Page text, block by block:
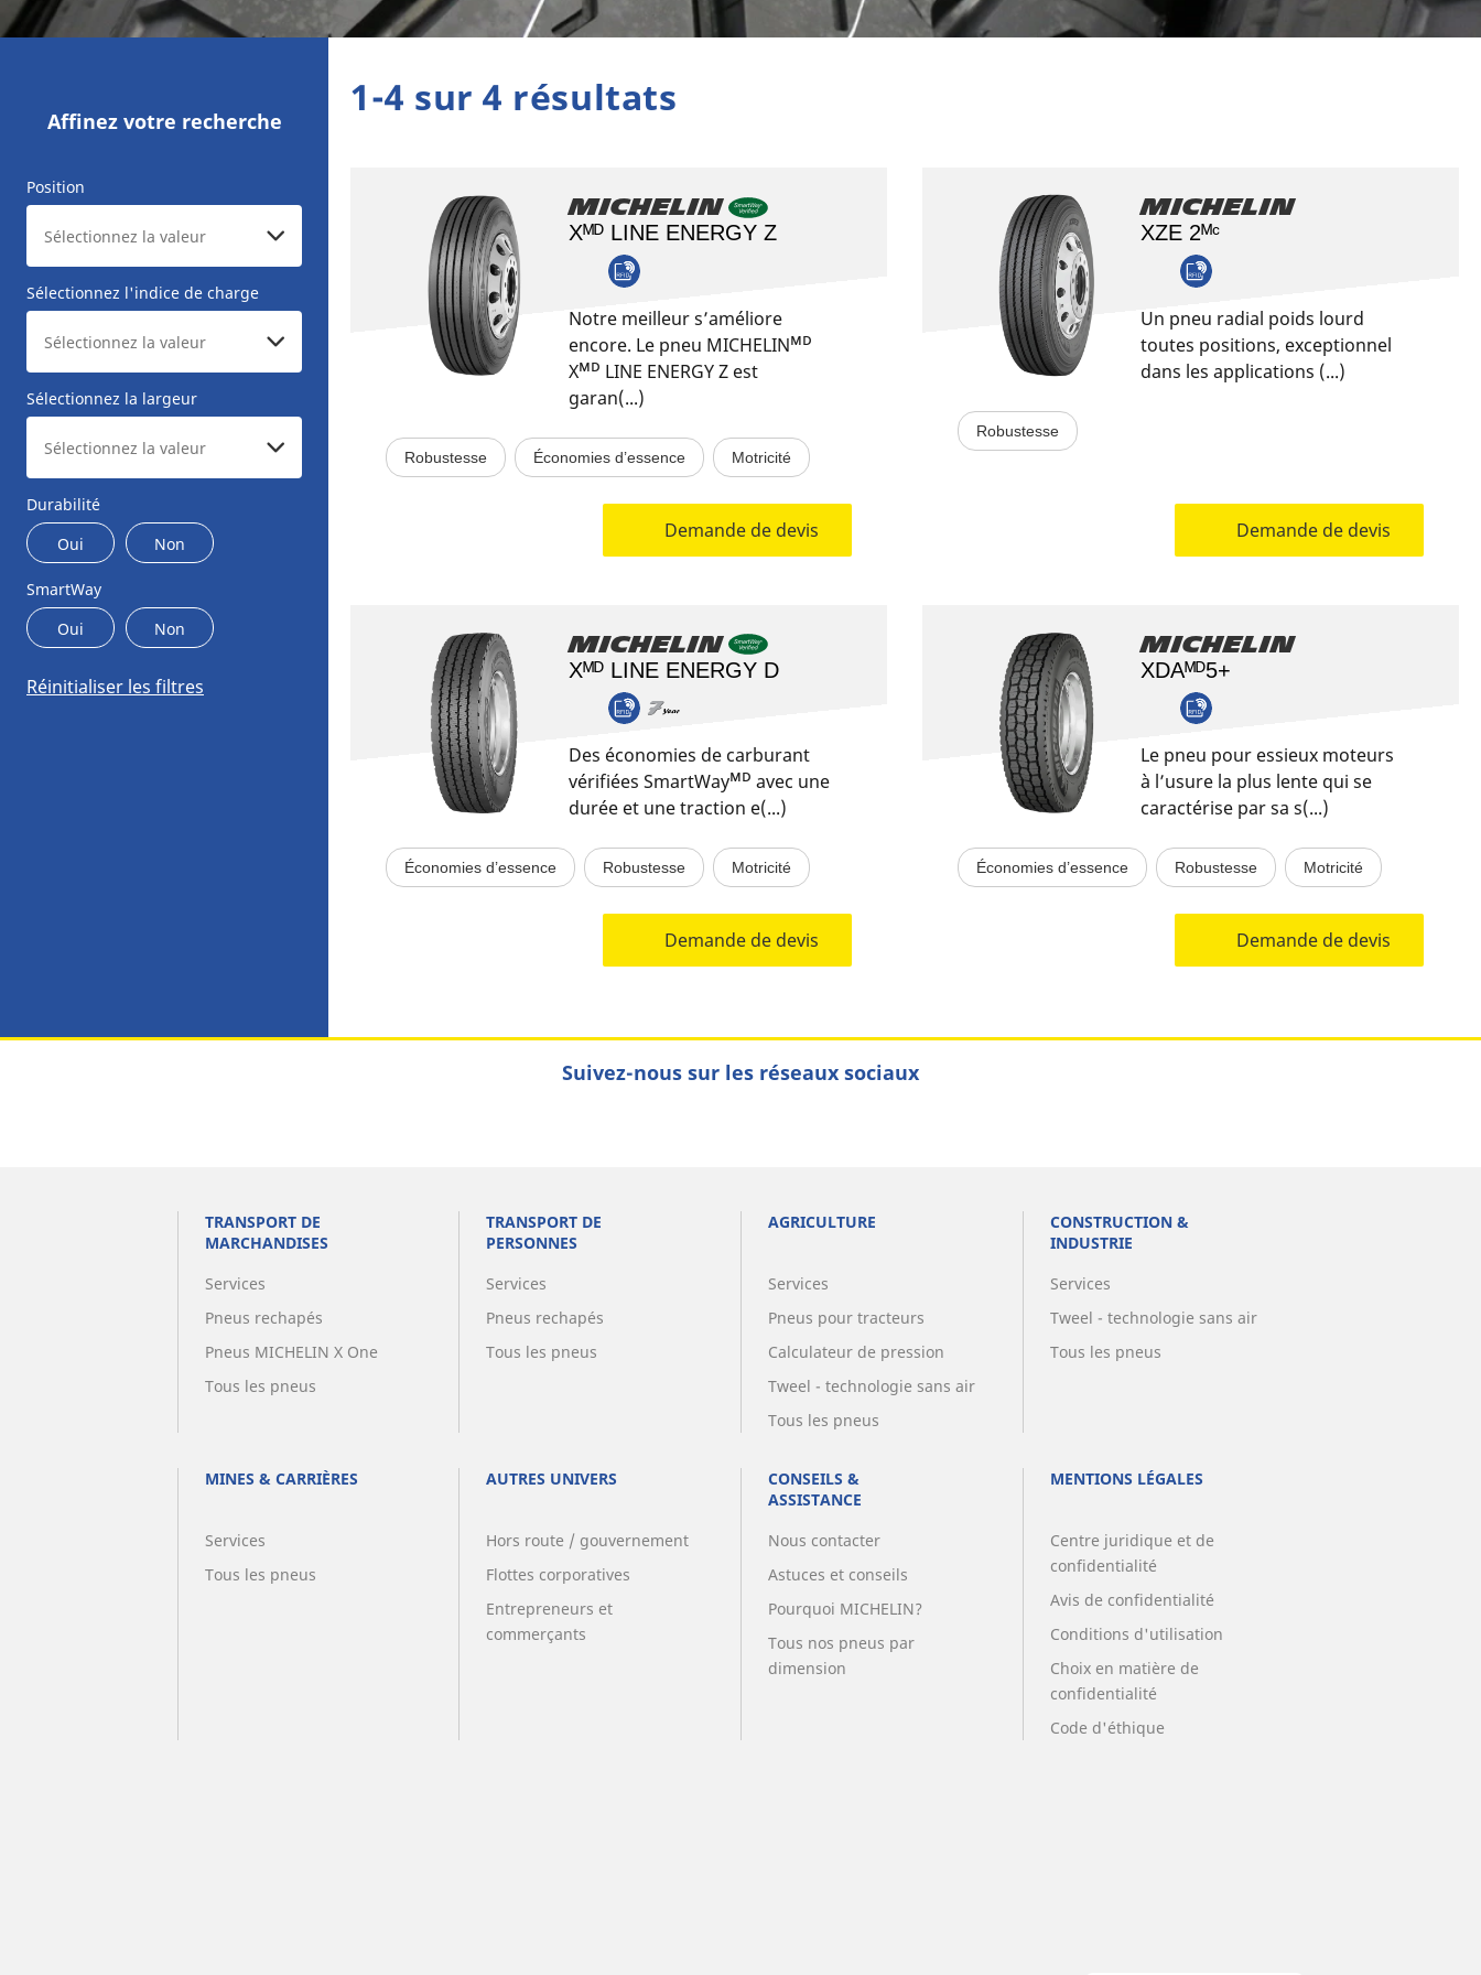
Aviation
Affinez votre recherche
Position
Sélectionnez l'indice de charge
Sélectionnez la largeur
Durabilité
Oui
Non
SmartWay
Oui
Non
Réinitialiser les filtres
1-4 sur 4 résultats
Michelin
Xᴹᴰ LINE ENERGY Z
Notre meilleur s’améliore
encore. Le pneu MICHELINᴹᴰ
Xᴹᴰ LINE ENERGY Z est
garan(...)
Robustesse Économies d’essence Motricité
Demande de devis
Michelin
XZE 2ᴹᶜ
Un pneu radial poids lourd
toutes positions, exceptionnel
dans les applications (...)
Robustesse
Demande de devis
Michelin
Xᴹᴰ LINE ENERGY D
Des économies de carburant
vérifiées SmartWayᴹᴰ avec une
durée et une traction e(...)
Économies d’essence Robustesse Motricité
Demande de devis
Michelin
XDAᴹᴰ5+
Le pneu pour essieux moteurs
à l’usure la plus lente qui se
caractérise par sa s(...)
Économies d’essence Robustesse Motricité
Demande de devis
Suivez-nous sur les réseaux sociaux
TRANSPORT DE
MARCHANDISES
Services
Pneus rechapés
Pneus MICHELIN X One
Tous les pneus
TRANSPORT DE
PERSONNES
Services
Pneus rechapés
Tous les pneus
AGRICULTURE
Services
Pneus pour tracteurs
Calculateur de pression
Tweel - technologie sans air
Tous les pneus
CONSTRUCTION &
INDUSTRIE
Services
Tweel - technologie sans air
Tous les pneus
MINES & CARRIÈRES
Services
Tous les pneus
AUTRES UNIVERS
Hors route / gouvernement
Flottes corporatives
Entrepreneurs et
commerçants
CONSEILS &
ASSISTANCE
Nous contacter
Astuces et conseils
Pourquoi MICHELIN?
Tous nos pneus par
dimension
MENTIONS LÉGALES
Centre juridique et de
confidentialité
Avis de confidentialité
Conditions d'utilisation
Choix en matière de
confidentialité
Code d'éthique